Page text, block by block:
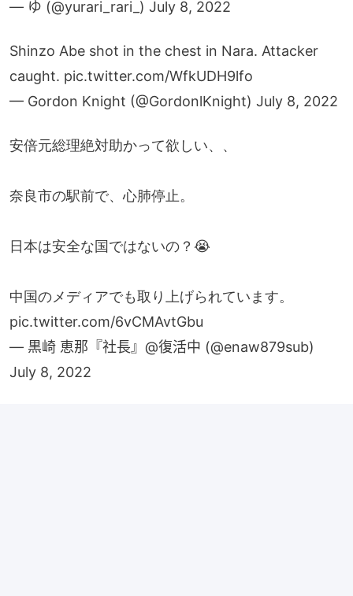
— ゆ (@yurari_rari_) July 8, 2022
Shinzo Abe shot in the chest in Nara. Attacker
caught. pic.twitter.com/WfkUDH9lfo
— Gordon Knight (@GordonlKnight) July 8, 2022
安倍元総理絶対助かって欲しい、、
奈良市の駅前で、心肺停止。
日本は安全な国ではないの？😭
中国のメディアでも取り上げられています。
pic.twitter.com/6vCMAvtGbu
— 黒崎 恵那『社長』@復活中 (@enaw879sub)
July 8, 2022